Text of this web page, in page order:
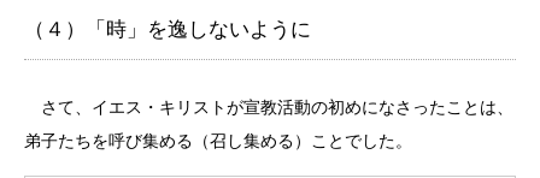
（４）「時」を逸しないように
さて、イエス・キリストが宣教活動の初めになさったことは、
弟子たちを呼び集める（召し集める）ことでした。